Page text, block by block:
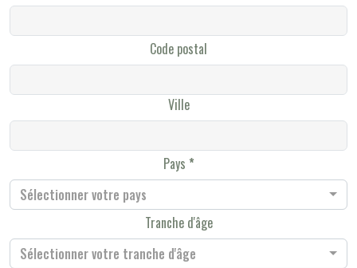
Code postal
Ville
Pays
Sélectionner votre pays
Tranche d'âge
Sélectionner votre tranche d'âge